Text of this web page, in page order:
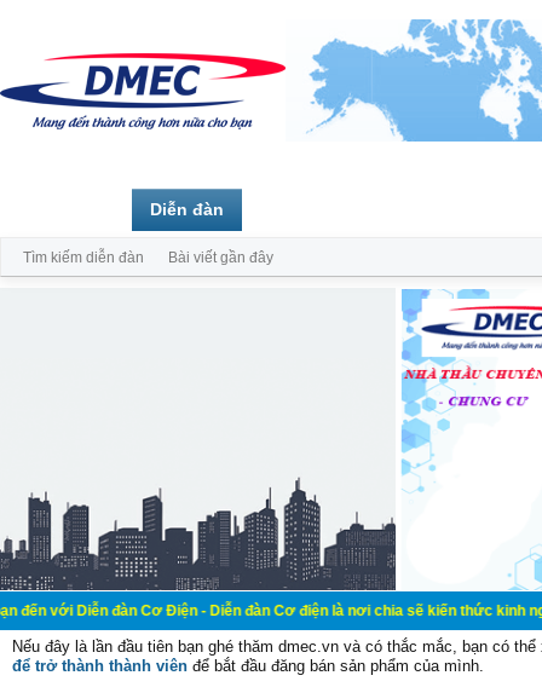
đàn Cơ Điện - Diễn đàn Cơ điện là nơi chia sẽ kiến thức kinh nghiệm
Nếu đây là lần đầu tiên bạn ghé thăm dmec.vn và có thắc mắc, bạn có
để trở thành thành viên để bắt đầu đăng bán sản phẩm của mình.
Diễn đàn
Tìm kiếm diễn đàn Bài viết gần đây